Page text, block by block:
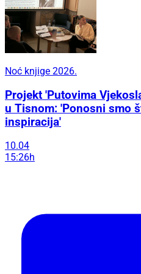
Noć knjige 2026.
Projekt 'Putovima
u Tisnom: 'Ponosni smo
inspiracija'
10.04
15:26h